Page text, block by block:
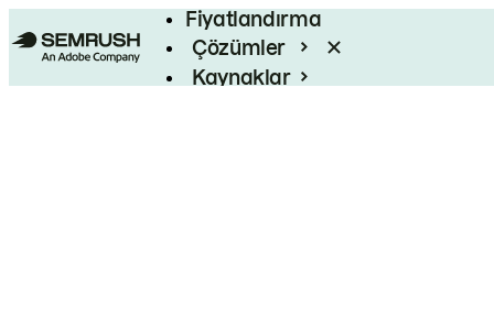
Fiyatlandırma
Çözümler
Kaynaklar